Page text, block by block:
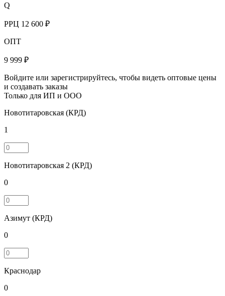
Q
РРЦ 12 600 ₽
ОПТ
9 999 ₽
Войдите или зарегистрируйтесь, чтобы видеть оптовые цены
и создавать заказы
Только для ИП и ООО
Новотитаровская (КРД)
1
Новотитаровская 2 (КРД)
0
Азимут (КРД)
0
Краснодар
0